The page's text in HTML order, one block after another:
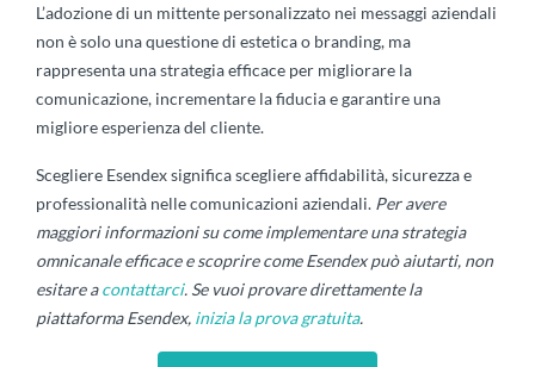
L’adozione di un mittente personalizzato nei messaggi aziendali
non è solo una questione di estetica o branding, ma
rappresenta una strategia efficace per migliorare la
comunicazione, incrementare la fiducia e garantire una
migliore esperienza del cliente.
Scegliere Esendex significa scegliere affidabilità, sicurezza e
professionalità nelle comunicazioni aziendali. Per avere
maggiori informazioni su come implementare una strategia
omnicanale efficace e scoprire come Esendex può aiutarti, non
esitare acontattarci. Se vuoi provare direttamente la
piattaforma Esendex, inizia la prova gratuita.